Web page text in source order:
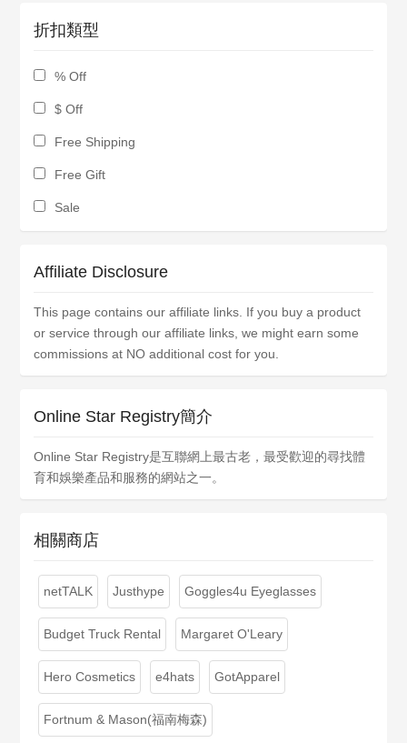
折扣類型
% Off
$ Off
Free Shipping
Free Gift
Sale
Affiliate Disclosure
This page contains our affiliate links. If you buy a product
or service through our affiliate links, we might earn some
commissions at NO additional cost for you.
Online Star Registry簡介
Online Star Registry是互聯網上最古老，最受歡迎的尋找體
育和娛樂產品和服務的網站之一。
相關商店
netTALK Justhype Goggles4u Eyeglasses
Budget Truck Rental Margaret O'Leary
Hero Cosmetics e4hats GotApparel
Fortnum & Mason(福南梅森)